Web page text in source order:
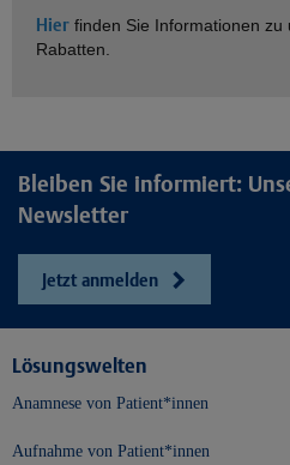
Hier finden Sie Informationen zu
Rabatten.
Bleiben Sie informiert:
Newsletter
Jetzt anmelden
Lösungswelten
Anamnese von Patient*innen
Aufnahme von Patient*innen